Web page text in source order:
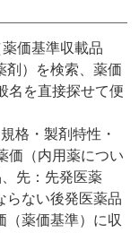
価基準収載品
剤）を検索、薬価
名を直接探せて便
格・製剤特性・
価（内用薬につい
先：先発医薬
ない後発医薬品
（薬価基準）に収